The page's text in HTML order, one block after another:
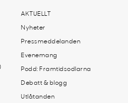
AKTUELLT
Nyheter
Pressmeddelanden
Evenemang
Podd: Framtidsodlarna
Debatt & blogg
Utlåtanden